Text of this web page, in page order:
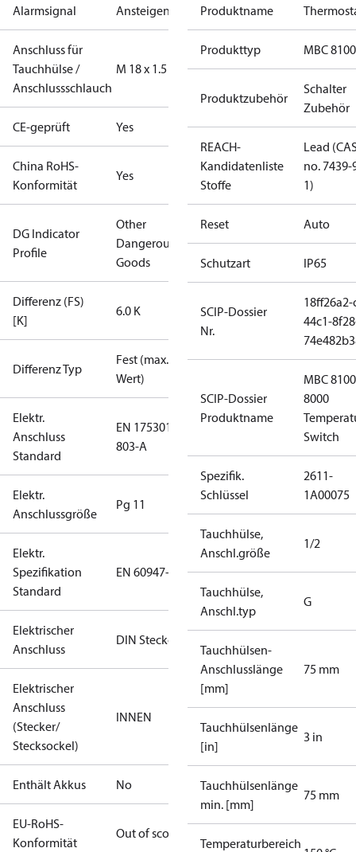
Alarmsignal Ansteigend
Anschluss für
Tauchhülse /
Anschlussschlauch
M 18 x 1.5
CE-geprüft Yes
China RoHS-
Konformität
Yes
DG Indicator
Profile
Other
Dangerous
Goods
Differenz (FS)
[K]
6.0 K
Differenz Typ
Fest (max.
Wert)
Elektr.
Anschluss
Standard
EN 175301-
803-A
Elektr.
Anschlussgröße
Pg 11
Elektr.
Spezifikation
Standard
EN 60947-5
Elektrischer
Anschluss
DIN Stecker
Elektrischer
Anschluss
(Stecker/
Stecksockel)
INNEN
Enthält Akkus No
EU-RoHS-
Konformität
Out of scope
Produktname
Produkttyp MBC 8100
Produktzubehör
Schalter
Zubehör
REACH-
Kandidatenliste
Stoffe
Lead
no. 7439-
1)
Reset Auto
Schutzart IP65
SCIP-Dossier
Nr.
44c1-
SCIP-Dossier
Produktname
MBC 8100
8000
Switch
Spezifik.
Schlüssel
2611-
1A00075
Tauchhülse,
Anschl.größe
1/2
Tauchhülse,
Anschl.typ
G
Tauchhülsen-
Anschlusslänge
[mm]
75 mm
Tauchhülsenlänge
[in]
3 in
Tauchhülsenlänge
min. [mm]
75 mm
Temperaturbereich